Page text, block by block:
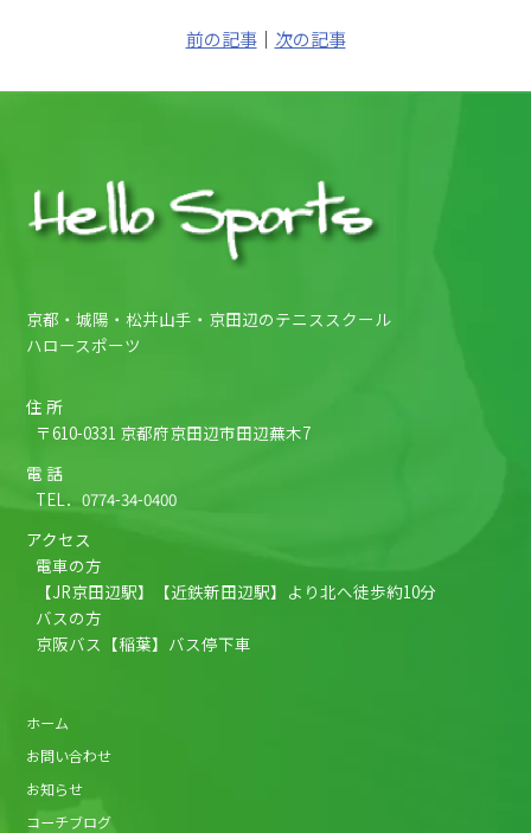
前の記事｜ 次の記事
京都・城陽・松井山手・京田辺のテニススクール
ハロースポーツ
住 所
〒610-0331 京都府京田辺市田辺蕪木7
電 話
TEL．0774-34-0400
アクセス
電車の方
【JR京田辺駅】【近鉄新田辺駅】より北へ徒歩約10分
バスの方
京阪バス【稲葉】バス停下車
ホーム
お問い合わせ
お知らせ
コーチブログ